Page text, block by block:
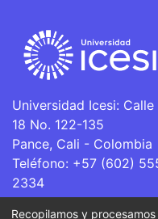
Universidad Icesi: Calle
18 No. 122-135
Pance, Cali - Colombia
Teléfono: +57 (602)
2334
Recopilamos y